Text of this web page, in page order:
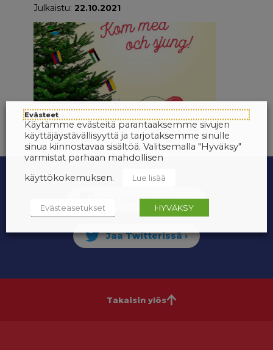
Julkaistu: 22.10.2021
Takaisin ylös
Evästeet
Käytämme evästeitä parantaaksemme sivujen
käyttäjäystävällisyyttä ja tarjotaksemme sinulle
sinua kiinnostavaa sisältöä. Valitsemalla "Hyväksy"
varmistat parhaan mahdollisen
käyttökokemuksen.
Lue lisää
Evästeasetukset HYVÄKSY